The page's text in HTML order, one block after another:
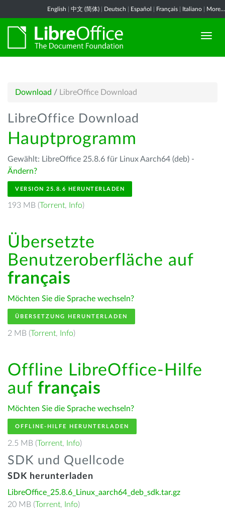
English 中文 (简体) Deutsch Español Français Italiano More...
Download / LibreOffice Download
LibreOffice Download
Hauptprogramm
Gewählt: LibreOffice 25.8.6 für Linux Aarch64 (deb) -
Ändern?
VERSION 25.8.6 HERUNTERLADEN
193 MB (Torrent, Info)
Übersetzte
Benutzeroberfläche auf
français
Möchten Sie die Sprache wechseln?
ÜBERSETZUNG HERUNTERLADEN
2 MB (Torrent, Info)
Offline LibreOffice-Hilfe
auf français
Möchten Sie die Sprache wechseln?
OFFLINE-HILFE HERUNTERLADEN
2.5 MB (Torrent, Info)
SDK und Quellcode
SDK herunterladen
LibreOffice_25.8.6_Linux_aarch64_deb_sdk.tar.gz
20 MB (Torrent, Info)